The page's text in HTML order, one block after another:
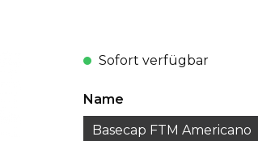
Sofort verfügbar
Name
Basecap FTM Americano